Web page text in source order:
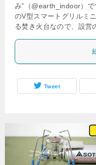
み”（@earth_indoor）
のV型スマートグリルミ
る焚き火台なので、設
Tweet